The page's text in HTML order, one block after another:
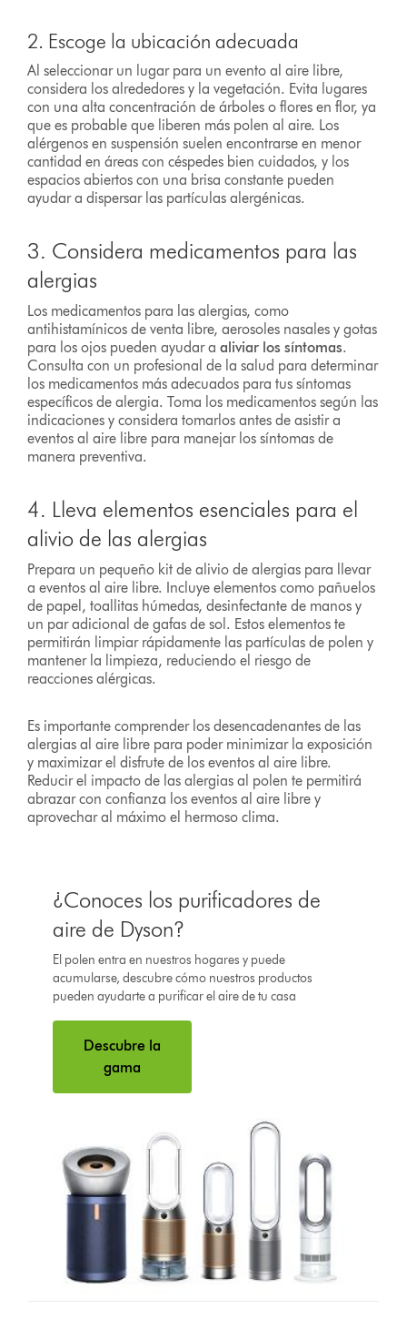
2. Escoge la ubicación adecuada
Al seleccionar un lugar para un evento al aire libre,
considera los alrededores y la vegetación. Evita lugares
con una alta concentración de árboles o flores en flor, ya
que es probable que liberen más polen al aire. Los
alérgenos en suspensión suelen encontrarse en menor
cantidad en áreas con céspedes bien cuidados, y los
espacios abiertos con una brisa constante pueden
ayudar a dispersar las partículas alergénicas.
3. Considera medicamentos para las
alergias
Los medicamentos para las alergias, como
antihistamínicos de venta libre, aerosoles nasales y gotas
para los ojos pueden ayudar aaliviar los síntomas.
Consulta con un profesional de la salud para determinar
los medicamentos más adecuados para tus síntomas
específicos de alergia. Toma los medicamentos según las
indicaciones y considera tomarlos antes de asistir a
eventos al aire libre para manejar los síntomas de
manera preventiva.
4. Lleva elementos esenciales para el
alivio de las alergias
Prepara un pequeño kit de alivio de alergias para llevar
a eventos al aire libre. Incluye elementos como pañuelos
de papel, toallitas húmedas, desinfectante de manos y
un par adicional de gafas de sol. Estos elementos te
permitirán limpiar rápidamente las partículas de polen y
mantener la limpieza, reduciendo el riesgo de
reacciones alérgicas.
Es importante comprender los desencadenantes de las
alergias al aire libre para poder minimizar la exposición
y maximizar el disfrute de los eventos al aire libre.
Reducir el impacto de las alergias al polen te permitirá
abrazar con confianza los eventos al aire libre y
aprovechar al máximo el hermoso clima.
¿Conoces los purificadores de
aire de Dyson?
El polen entra en nuestros hogares y puede
acumularse, descubre cómo nuestros productos
pueden ayudarte a purificar el aire de tu casa
Descubre la
gama